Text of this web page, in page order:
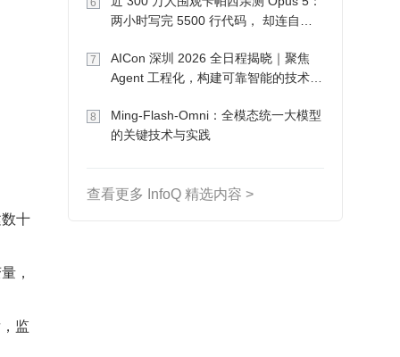
十
，
监
两小时写完 5500 行代码， 却连自己
7
AICon 深圳 2026 全日程揭晓｜聚焦
Agent 工程化，构建可靠智能的技术路
8
Ming-Flash-Omni：全模态统一大模型
的关键技术与实践
查看更多 InfoQ 精选内容 >